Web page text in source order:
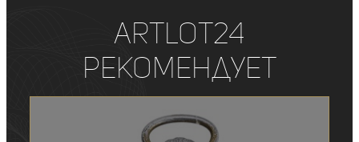
ArtLot24
рекомендует